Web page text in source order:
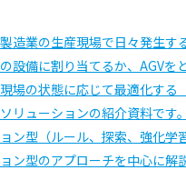
製造業の生産現場で日々発生す
の設備に割り当てるか、AGVを
現場の状態に応じて最適化する
ソリューションの紹介資料です
ョン型（ルール、探索、強化
ョン型のアプローチを中心に解